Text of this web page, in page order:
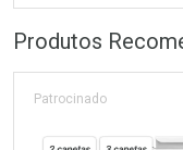
Laboratório
Por Menos
Produtos
Patrocinado